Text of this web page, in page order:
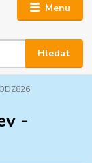
Menu
Hledat
-